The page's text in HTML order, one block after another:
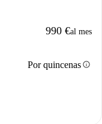
990 €al mes
Por quincenasinfo